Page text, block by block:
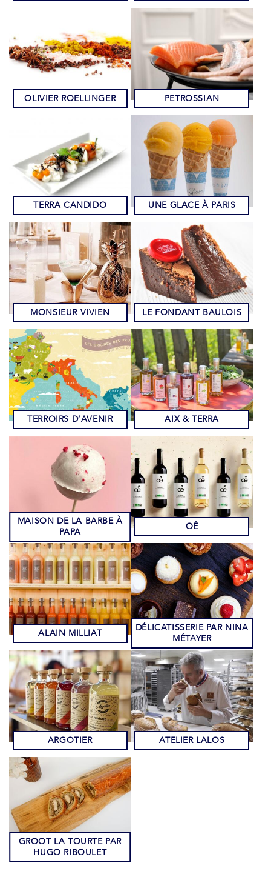
OLIVIER ROELLINGER PETROSSIAN
TERRA CANDIDO UNE GLACE À PARIS
MONSIEUR VIVIEN LE FONDANT BAULOIS
TERROIRS D’AVENIR AIX & TERRA
MAISON DE LA BARBE À
PAPA
OÉ
ALAIN MILLIAT
DÉLICATISSERIE PAR NINA
MÉTAYER
ARGOTIER ATELIER LALOS
GROOT LA TOURTE PAR
HUGO RIBOULET